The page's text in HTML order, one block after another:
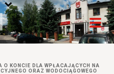
O KONCIE DLA WPŁACAJĄCYCH NA
ORAZ WODOCIĄGOWEGO